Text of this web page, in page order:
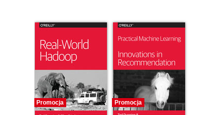
Promocja Promocja